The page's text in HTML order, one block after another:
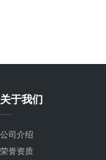
关于我们
公司介绍
荣誉资质